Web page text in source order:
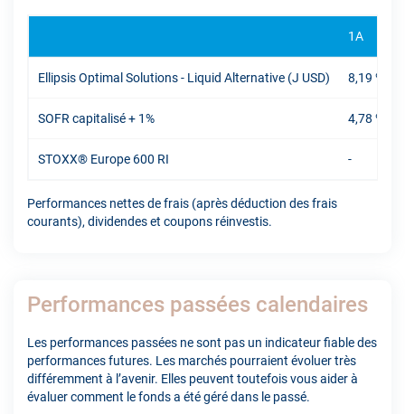
1A
Ellipsis Optimal Solutions - Liquid Alternative (J USD) 8,19 %
SOFR capitalisé + 1% 4,78 %
STOXX® Europe 600 RI -
Performances nettes de frais (après déduction des frais
courants), dividendes et coupons réinvestis.
Performances passées calendaires
Les performances passées ne sont pas un indicateur fiable des
performances futures. Les marchés pourraient évoluer très
différemment à l’avenir. Elles peuvent toutefois vous aider à
évaluer comment le fonds a été géré dans le passé.